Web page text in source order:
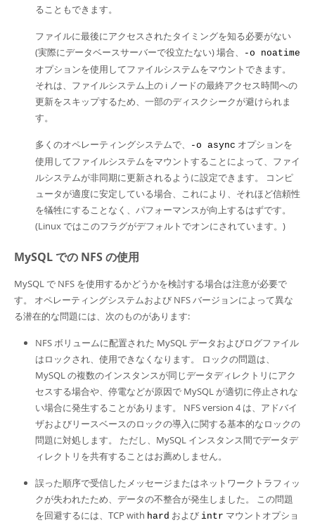
ることもできます。
ファイルに最後にアクセスされたタイミングを知る必要がない
(実際にデータベースサーバーで役立たない) 場合、
-o noatime
オプションを使用してファイルシステムをマウントできます。
それは、ファイルシステム上の i ノードの最終アクセス時間への
更新をスキップするため、一部のディスクシークが避けられま
す。
多くのオペレーティングシステムで、 -o async オプションを
使用してファイルシステムをマウントすることによって、ファイ
ルシステムが非同期に更新されるように設定できます。 コンピ
ュータが適度に安定している場合、これにより、それほど信頼性
を犠牲にすることなく、パフォーマンスが向上するはずです。
(Linux ではこのフラグがデフォルトでオンにされています。)
MySQL での NFS の使用
MySQL で NFS を使用するかどうかを検討する場合は注意が必要で
す。 オペレーティングシステムおよび NFS バージョンによって異な
る潜在的な問題には、次のものがあります:
NFS ボリュームに配置された MySQL データおよびログファイル
はロックされ、使用できなくなります。 ロックの問題は、
MySQL の複数のインスタンスが同じデータディレクトリにアク
セスする場合や、停電などが原因で MySQL が適切に停止されな
い場合に発生することがあります。 NFS version 4 は、アドバイ
ザおよびリースベースのロックの導入に関する基本的なロックの
問題に対処します。 ただし、MySQL インスタンス間でデータデ
ィレクトリを共有することはお薦めしません。
誤った順序で受信したメッセージまたはネットワークトラフィッ
クが失われたため、データの不整合が発生しました。 この問題
を回避するには、TCP with hard および intr マウントオプショ